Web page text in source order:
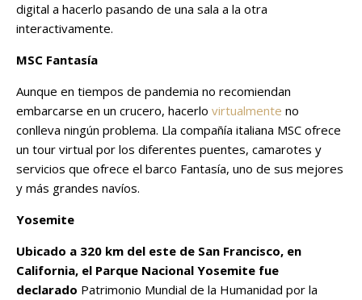
digital a hacerlo pasando de una sala a la otra
interactivamente.
MSC Fantasía
Aunque en tiempos de pandemia no recomiendan
embarcarse en un crucero, hacerlo virtualmente no
conlleva ningún problema. Lla compañía italiana MSC ofrece
un tour virtual por los diferentes puentes, camarotes y
servicios que ofrece el barco Fantasía, uno de sus mejores
y más grandes navíos.
Yosemite
Ubicado a 320 km del este de San Francisco, en
California, el Parque Nacional Yosemite fue
declarado Patrimonio Mundial de la Humanidad por la